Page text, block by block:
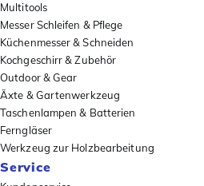
Multitools
Messer Schleifen & Pflege
Küchenmesser & Schneiden
Kochgeschirr & Zubehör
Outdoor & Gear
Äxte & Gartenwerkzeug
Taschenlampen & Batterien
Ferngläser
Werkzeug zur Holzbearbeitung
Service